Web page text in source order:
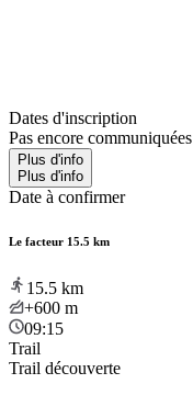
Dates d'inscription
Pas encore communiquées
Plus d'info
Plus d'info
Date à confirmer
Le facteur 15.5 km
15.5 km
+600 m
09:15
Trail
Trail découverte